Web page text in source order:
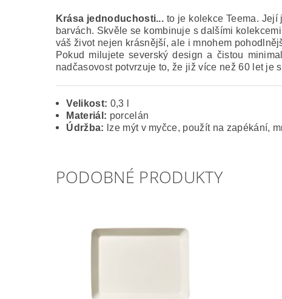
Krása jednoduchosti... to je kolekce Teema. Její
barvách. Skvěle se kombinuje s dalšími
váš život nejen krásnější, ale i mnohem
Pokud milujete severský design a čistou
nadčasovost potvrzuje to, že již více než 60 let je
Velikost: 0,3 l
Materiál: porcelán
Údržba: lze mýt v myčce, použít na zapékání,
PODOBNÉ PRODUKTY